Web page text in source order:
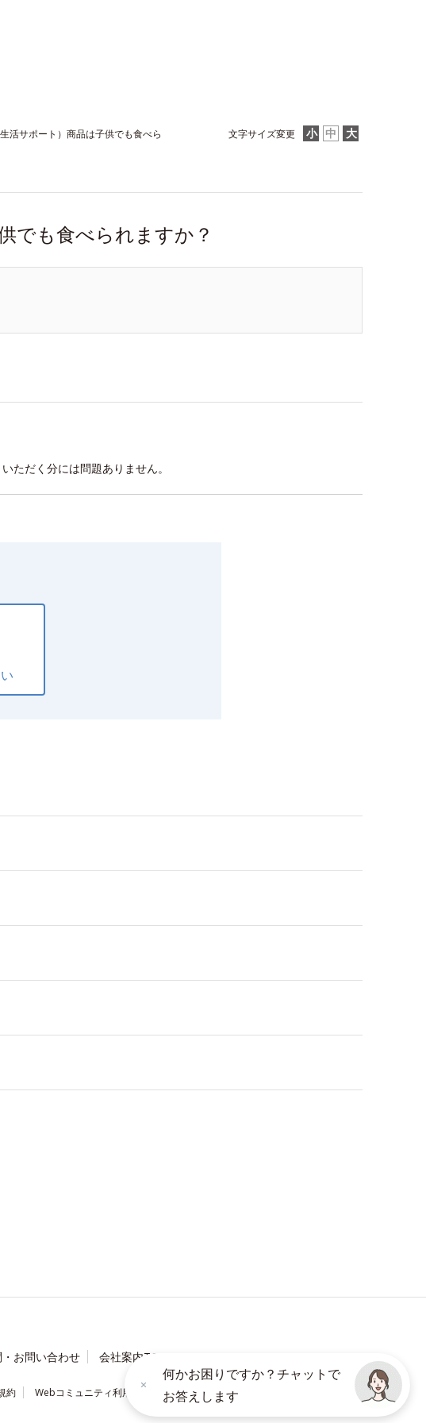
文字サイズ変更
活サポート）商品は子供でも食べら
でも食べられますか？
ただく分には問題ありません。
お問い合わせ 会社案内TOP
約 Webコミュニティ利用規約 ソーシャルメディアポリシー
何かお困りですか？チャットで
お答えします